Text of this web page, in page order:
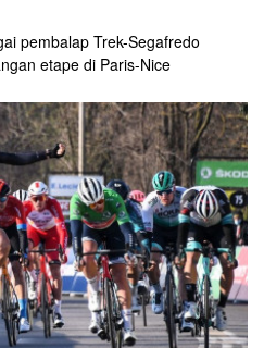
pembalap Trek-Segafredo
etape di Paris-Nice